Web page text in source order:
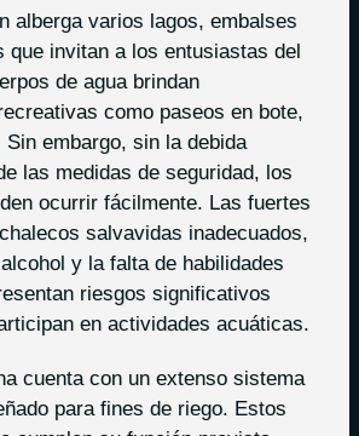
alberga varios lagos, embalses
que invitan a los entusiastas del
de agua brindan
como paseos en bote,
embargo, sin la debida
las medidas de seguridad, los
ocurrir fácilmente. Las fuertes
salvavidas inadecuados,
y la falta de habilidades
riesgos significativos
en actividades acuáticas.
cuenta con un extenso sistema
para fines de riego. Estos